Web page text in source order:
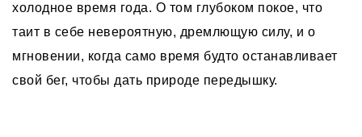
холодное время года. О том глубоком покое, что
таит в себе невероятную, дремлющую силу, и о
мгновении, когда само время будто останавливает
свой бег, чтобы дать природе передышку.